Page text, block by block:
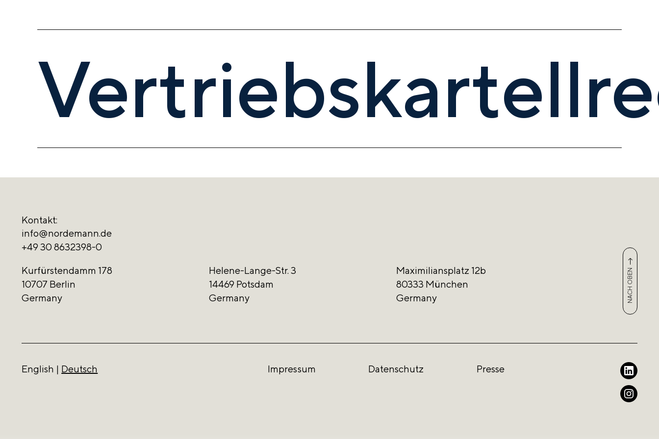
Kontakt:
info@nordemann.de
+49 30 8632398-0
Kurfürstendamm 178
10707 Berlin
Germany
Helene-Lange-Str. 3
14469 Potsdam
Germany
Maximiliansplatz 12b
80333 München
Germany
NACH OBEN
English | Deutsch Impressum Datenschutz Presse